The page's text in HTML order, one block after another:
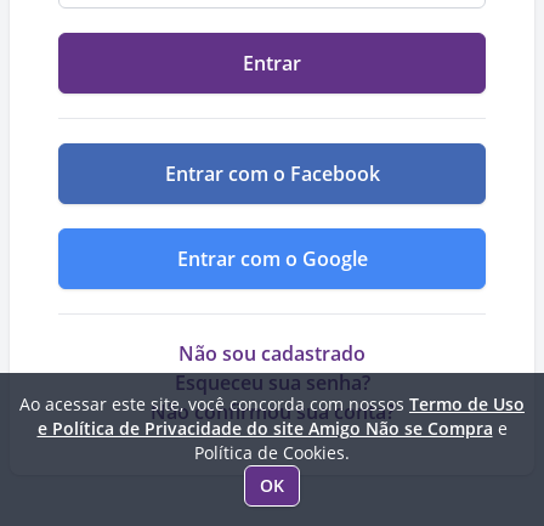
Entrar
Entrar com o Facebook
Entrar com o Google
Não sou cadastrado
Esqueceu sua senha?
Não confirmou sua conta?
Ao acessar este site, você concorda com nossos Termo de Uso
e Política de Privacidade do site Amigo Não se Compra e
Política de Cookies.
OK